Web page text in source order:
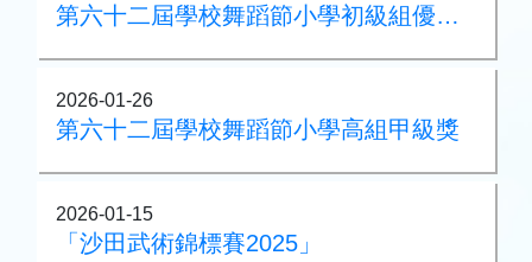
第六十二屆學校舞蹈節小學初級組優等獎
2026-01-26
第六十二屆學校舞蹈節小學高組甲級獎
2026-01-15
「沙田武術錦標賽2025」